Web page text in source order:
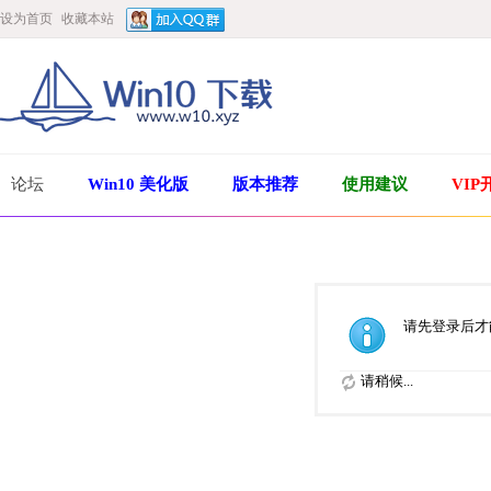
设为首页 收藏本站
论坛 Win10 美化版 版本推荐 使用建议 VIP
请先登录后
请稍候...